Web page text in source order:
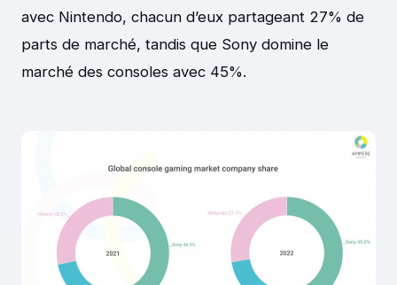
avec Nintendo, chacun d’eux partageant 27% de
parts de marché, tandis que Sony domine le
marché des consoles avec 45%.